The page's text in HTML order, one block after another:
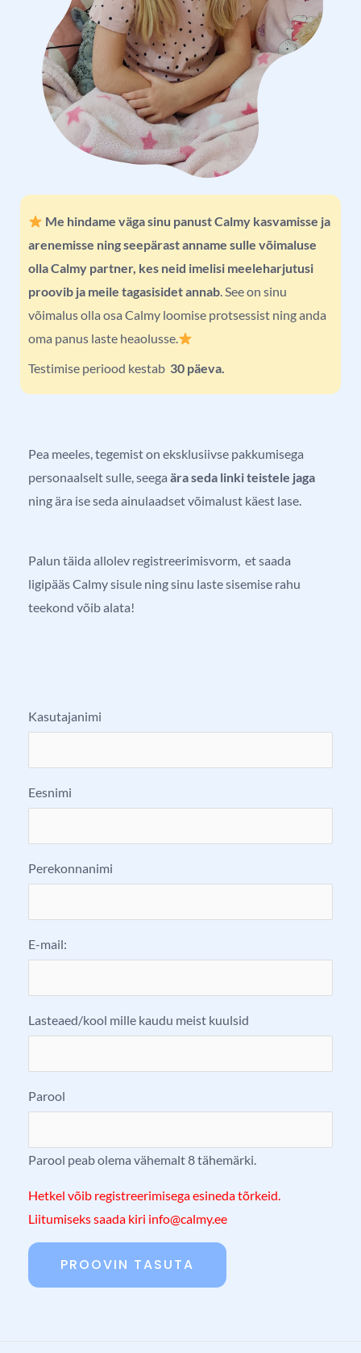
Me hindame väga sinu panust Calmy kasvamisse ja
arenemisse ning seepärastanname sulle võimaluse
olla Calmy partner, kes neid imelisi meeleharjutusi
proovib ja meile tagasisidet annab. See on sinu
võimalus olla osa Calmy loomise protsessist ning anda
oma panus laste heaolusse.
Testimise periood kestab 30 päeva.
Pea meeles, tegemist on eksklusiivse pakkumisega
personaalselt sulle, seega ära seda linki teistele jaga
ning ära ise seda ainulaadset võimalust käest lase.
Palun täida allolev registreerimisvorm, et saada
ligipääs Calmy sisule ning sinu laste sisemise rahu
teekond võib alata!
Kasutajanimi
Eesnimi
Perekonnanimi
E-mail:
Lasteaed/kool mille kaudu meist kuulsid
Parool
Parool peab olema vähemalt 8 tähemärki.
Hetkel võib registreerimisega esineda tõrkeid.
Liitumiseks saada kiri info@calmy.ee